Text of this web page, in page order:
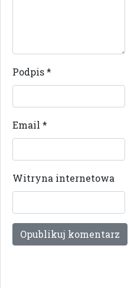
Podpis*
Email *
Witryna internetowa